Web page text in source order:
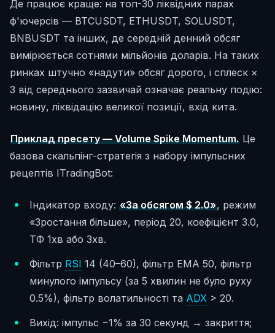
Де працює краще: на топ-30 ліквідних парах
ф'ючерсів — BTCUSDT, ETHUSDT, SOLUSDT,
BNBUSDT та інших, де середній денний обсяг
вимірюється сотнями мільйонів доларів. На таких
ринках штучно «надути» обсяг дорого, і сплеск ×
3 від середнього зазвичай означає реальну подію:
новину, ліквідацію великої позиції, вхід кита.
Приклад пресету — Volume Spike Momentum.Це
базова скальпінг-стратегія з набору імпульсних
рецептів ITradingBot:
Індикатор входу: «За обсягом $ 2.0», режим
«Зростання більше», період 20, коефіцієнт 3.0,
ТФ 1хв або 3хв.
Фільтр RSI 14 (40–60), фільтр EMA 50, фільтр
минулого імпульсу (за 5 хвилин не було руху
0.5%), фільтр волатильності та ADX > 20.
Вихід: імпульс −1% за 30 секунд → закриття;